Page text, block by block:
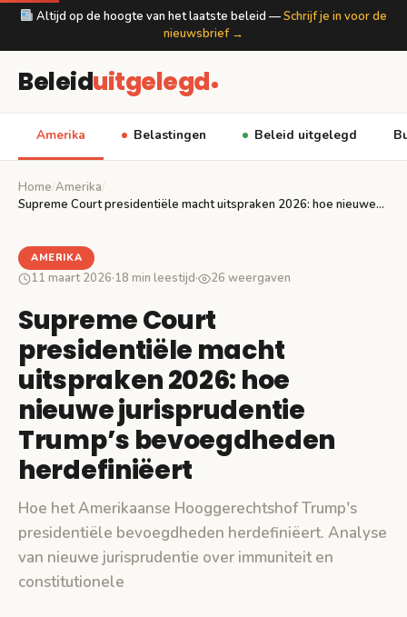
Altijd op de hoogte van het laatste beleid —Schrijf je in voor de
nieuwsbrief →
Beleiduitgelegd
Amerika Belastingen Beleid uitgelegd
Home Amerika
Supreme Court presidentiële macht uitspraken 2026: hoe nieuwe…
AMERIKA
11 maart 2026·18 min leestijd· 26 weergaven
Supreme Court
presidentiële macht
uitspraken 2026: hoe
nieuwe jurisprudentie
Trump’s bevoegdheden
herdefiniëert
Hoe het Amerikaanse Hooggerechtshof Trump's
presidentiële bevoegdheden herdefiniëert. Analyse
van nieuwe jurisprudentie over immuniteit en
constitutionele